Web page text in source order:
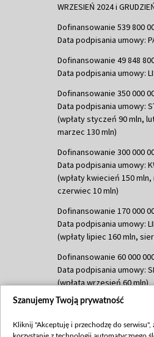
WRZESIEŃ 2024 i
Dofinansowanie 539 800
Data podpisania umowy:
Dofinansowanie 49 848
Data podpisania umowy:
Dofinansowanie 350 000
Data podpisania umowy:
(wpłaty styczeń 90 mln,
marzec 130 mln)
Dofinansowanie 300 000
Data podpisania umowy:
(wpłaty kwiecień 150 mln,
czerwiec 10 mln)
Dofinansowanie 170 000
Data podpisania umowy:
(wpłaty lipiec 160 mln,
Dofinansowanie 60 000
Data podpisania umowy:
(wpłata wrzesień 60 mln)
Dofinansowanie 635 783
(wpłata wrzesień 100
Szanujemy Twoją prywatność
Kliknij "Akceptuję i przechodzę do serwisu",